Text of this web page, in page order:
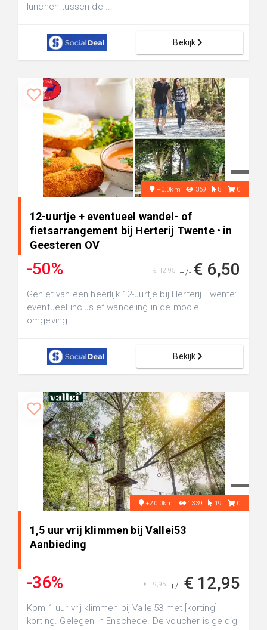
lunchen tussen de ...
Bekijk
+0.0km 369 8 0
12-uurtje + eventueel wandel- of
fietsarrangement bij Herterij Twente • in
Geesteren OV
-50% +/- € 6,50
€ 12,95
Geniet van een heerlijk 12-uurtje bij Herterij Twente:
eventueel inclusief wandeling in de mooie
omgeving
Bekijk
+20.0km 1339 19 0
1,5 uur vrij klimmen bij Vallei53
Aanbieding
-36% +/- € 12,95
€ 19,95
Kom 1 uur vrij klimmen bij Vallei53 met [korting]
korting. Gelegen in Enschede. De voucher is geldig